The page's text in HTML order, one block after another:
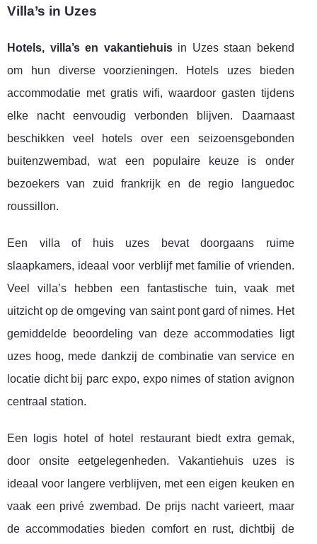
Villa’s in Uzes
Hotels, villa’s en vakantiehuisin Uzes staan bekend
om hun diverse voorzieningen. Hotels uzes bieden
accommodatie met gratis wifi, waardoor gasten tijdens
elke nacht eenvoudig verbonden blijven. Daarnaast
beschikken veel hotels over een seizoensgebonden
buitenzwembad, wat een populaire keuze is onder
bezoekers van zuid frankrijk en de regio languedoc
roussillon.
Een villa of huis uzes bevat doorgaans ruime
slaapkamers, ideaal voor verblijf met familie of vrienden.
Veel villa’s hebben een fantastische tuin, vaak met
uitzicht op de omgeving van saint pont gard of nimes. Het
gemiddelde beoordeling van deze accommodaties ligt
uzes hoog, mede dankzij de combinatie van service en
locatie dicht bij parc expo, expo nimes of station avignon
centraal station.
Een logis hotel of hotel restaurant biedt extra gemak,
door onsite eetgelegenheden. Vakantiehuis uzes is
ideaal voor langere verblijven, met een eigen keuken en
vaak een privé zwembad. De prijs nacht varieert, maar
de accommodaties bieden comfort en rust, dichtbij de